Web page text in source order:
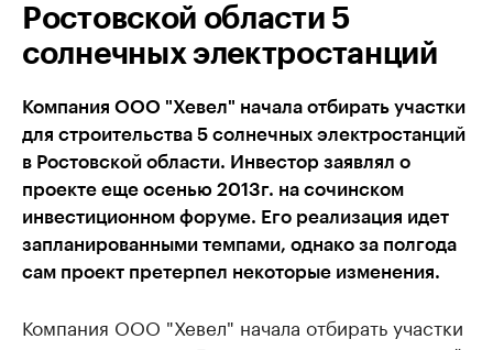
Ростовской области 5
солнечных электростанций
Компания ООО "Хевел" начала отбирать участки
для строительства 5 солнечных электростанций
в Ростовской области. Инвестор заявлял о
проекте еще осенью 2013г. на сочинском
инвестиционном форуме. Его реализация идет
запланированными темпами, однако за полгода
сам проект претерпел некоторые изменения.
Компания ООО "Хевел" начала отбирать участки